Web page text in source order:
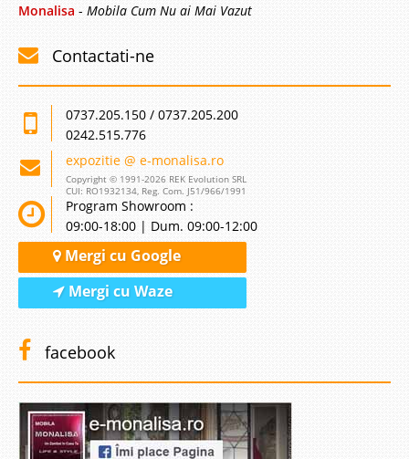
Monalisa - Mobila Cum Nu ai Mai Vazut
Contactati-ne
0737.205.150 / 0737.205.200
0242.515.776
expozitie @ e-monalisa.ro
Copyright © 1991-2026 REK Evolution SRL
CUI: RO1932134, Reg. Com. J51/966/1991
Program Showroom :
09:00-18:00 | Dum. 09:00-12:00
Mergi cu Google
Mergi cu Waze
facebook